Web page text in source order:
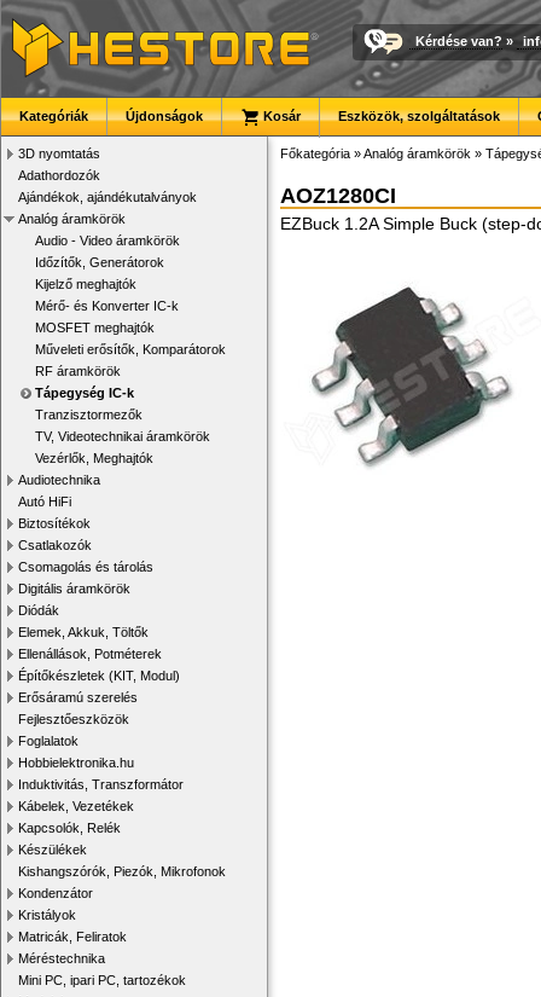
Kérdése van? »
Kategóriák Újdonságok Kosár Eszközök, szolgáltatások
3D nyomtatás
Adathordozók
Ajándékok, ajándékutalványok
Analóg áramkörök
Audio - Video áramkörök
Időzítők, Generátorok
Kijelző meghajtók
Mérő- és Konverter IC-k
MOSFET meghajtók
Műveleti erősítők, Komparátorok
RF áramkörök
Tápegység IC-k
Tranzisztormezők
TV, Videotechnikai áramkörök
Vezérlők, Meghajtók
Audiotechnika
Autó HiFi
Biztosítékok
Csatlakozók
Csomagolás és tárolás
Digitális áramkörök
Diódák
Elemek, Akkuk, Töltők
Ellenállások, Potméterek
Építőkészletek (KIT, Modul)
Erősáramú szerelés
Fejlesztőeszközök
Foglalatok
Hobbielektronika.hu
Induktivitás, Transzformátor
Kábelek, Vezetékek
Kapcsolók, Relék
Készülékek
Kishangszórók, Piezók, Mikrofonok
Kondenzátor
Kristályok
Matricák, Feliratok
Méréstechnika
Mini PC, ipari PC, tartozékok
Főkategória »Analóg áramkörök »
AOZ1280CI
EZBuck 1.2A Simple Buck (step-